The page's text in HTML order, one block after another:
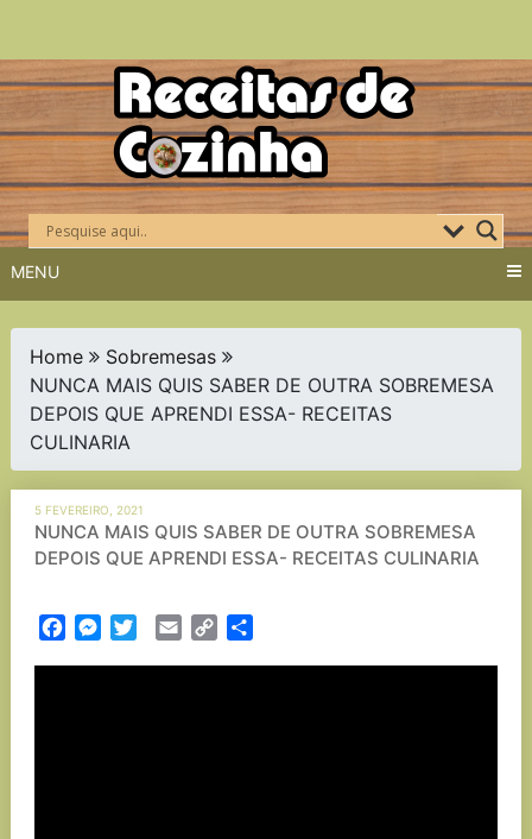
Skip
to
content
MENU
Home
Sobremesas
NUNCA MAIS QUIS SABER DE OUTRA SOBREMESA
DEPOIS QUE APRENDI ESSA- RECEITAS
CULINARIA
5 FEVEREIRO, 2021
NUNCA MAIS QUIS SABER DE OUTRA SOBREMESA
DEPOIS QUE APRENDI ESSA- RECEITAS CULINARIA
FacebookMessenger
TwitterEmail Copy